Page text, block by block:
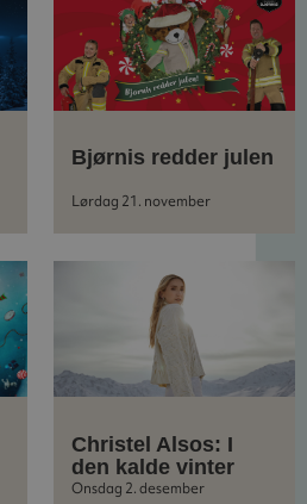
Bjørnis redder julen
Lørdag 21. november
Christel Alsos: I
den kalde vinter
Onsdag 2. desember